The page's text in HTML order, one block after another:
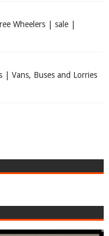
Wheelers | sale |
| Vans, Buses and Lorries